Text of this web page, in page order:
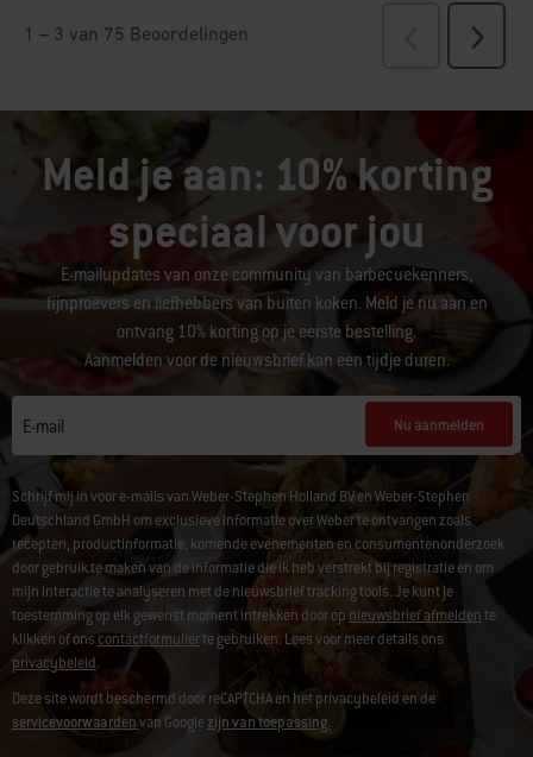
Meld je aan: 10% korting
speciaal voor jou
E-mailupdates van onze community van barbecuekenners,
fijnproevers en liefhebbers van buiten koken. Meld je nu aan en
ontvang 10% korting op je eerste bestelling.
Aanmelden voor de nieuwsbrief kan een tijdje duren.
E-mail Nu aanmelden
Schrijf mij in voor e-mails van Weber-Stephen Holland BV en Weber-Stephen
Deutschland GmbH om exclusieve informatie over Weber te ontvangen zoals
recepten, productinformatie, komende evenementen en consumentenonderzoek
door gebruik te maken van de informatie die ik heb verstrekt bij registratie en om
mijn interactie te analyseren met de nieuwsbrief tracking tools. Je kunt je
toestemming op elk gewenst moment intrekken door op nieuwsbrief afmeldente
klikken of ons contactformulierte gebruiken. Lees voor meer details ons
privacybeleid.
Deze site wordt beschermd door reCAPTCHA en het privacybeleid en de
servicevoorwaardenvan Googlezijn van toepassing.